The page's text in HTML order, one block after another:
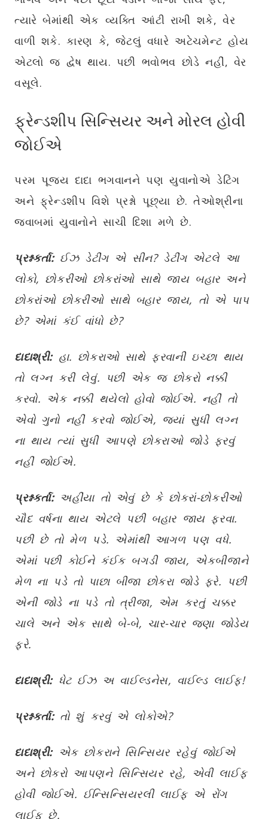
ત્યારે બેમાંથી એક વ્યક્તિ આંટી રાખી શકે, વેર
વાળી શકે. કારણ કે, જેટલું વધારે અટેચમેન્ટ હોય
એટલો જ દ્વેષ થાય. પછી ભવોભવ છોડે નહીં, વેર
વસૂલે.
ફ્રેન્ડશીપ સિન્સિયર અને મોરલ હોવી
જોઈએ
પરમ પૂજ્ય દાદા ભગવાનને પણ યુવાનોએ ડેટિંગ
અને ફ્રેન્ડશીપ વિશે પ્રશ્નો પૂછ્યા છે. તેઓશ્રીના
જવાબમાં યુવાનોને સાચી દિશા મળે છે.
પ્રશ્નકર્તા:ઈઝ ડેટીંગ એ સીન? ડેટીંગ એટલે આ
લોકો, છોકરીઓ છોકરાંઓ સાથે જાય બહાર અને
છોકરાંઓ છોકરીઓ સાથે બહાર જાય, તો એ પાપ
છે? એમાં કંઈ વાંધો છે?
દાદાશ્રી:હા. છોકરાઓ સાથે ફરવાની ઇચ્છા થાય
તો લગ્ન કરી લેવું. પછી એક જ છોકરો નક્કી
કરવો. એક નક્કી થયેલો હોવો જોઈએ. નહીં તો
એવો ગુનો નહીં કરવો જોઈએ, જ્યાં સુધી લગ્ન
ના થાય ત્યાં સુધી આપણે છોકરાઓ જોડે ફરવું
નહીં જોઈએ.
પ્રશ્નકર્તા:અહીંયા તો એવું છે કે છોકરાં-છોકરીઓ
ચૌદ વર્ષના થાય એટલે પછી બહાર જાય ફરવા.
પછી છે તો મેળ પડે. એમાંથી આગળ પણ વધે.
એમાં પછી કોઈને કંઈક બગડી જાય, એકબીજાને
મેળ ના પડે તો પાછા બીજા છોકરા જોડે ફરે. પછી
એની જોડે ના પડે તો ત્રીજા, એમ કરતું ચક્કર
ચાલે અને એક સાથે બે-બે, ચાર-ચાર જણા જોડેય
ફરે.
દાદાશ્રી:ધેટ ઈઝ અ વાઈલ્ડનેસ, વાઈલ્ડ લાઈફ!
પ્રશ્નકર્તા:તો શું કરવું એ લોકોએ?
દાદાશ્રી:એક છોકરાને સિન્સિયર રહેવું જોઈએ
અને છોકરો આપણને સિન્સિયર રહે, એવી લાઈફ
હોવી જોઈએ. ઈન્સિન્સિયરલી લાઈફ એ રોંગ
લાઈફ છે.